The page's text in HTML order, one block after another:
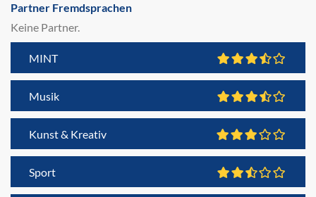
Partner Fremdsprachen
Keine Partner.
MINT
Musik
Kunst & Kreativ
Sport